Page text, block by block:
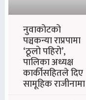
नुवाकोटको
पञ्चकन्या राप्रपामा
‘ठूलो पहिरो’,
पालिका अध्यक्ष
कार्कीसहितले दिए
सामूहिक राजीनामा